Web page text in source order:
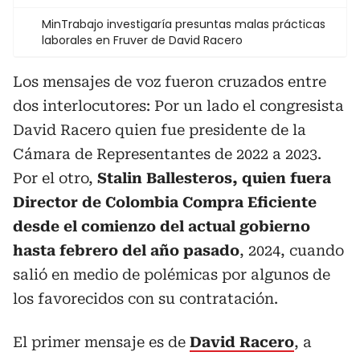
MinTrabajo investigaría presuntas malas prácticas
laborales en Fruver de David Racero
Los mensajes de voz fueron cruzados entre
dos interlocutores: Por un lado el congresista
David Racero quien fue presidente de la
Cámara de Representantes de 2022 a 2023.
Por el otro, Stalin Ballesteros, quien fuera
Director de Colombia Compra Eficiente
desde el comienzo del actual gobierno
hasta febrero del año pasado, 2024, cuando
salió en medio de polémicas por algunos de
los favorecidos con su contratación.
El primer mensaje es de David Racero, a